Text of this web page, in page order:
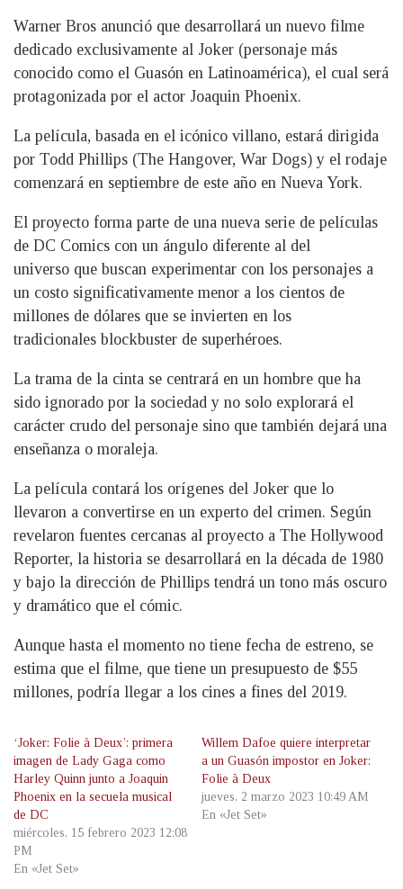
Warner Bros anunció que desarrollará un nuevo filme
dedicado exclusivamente al Joker (personaje más
conocido como el Guasón en Latinoamérica), el cual será
protagonizada por el actor Joaquin Phoenix.
La película, basada en el icónico villano, estará dirigida
por Todd Phillips (The Hangover, War Dogs) y el rodaje
comenzará en septiembre de este año en Nueva York.
El proyecto forma parte de una nueva serie de películas
de DC Comics con un ángulo diferente al del
universo que buscan experimentar con los personajes a
un costo significativamente menor a los cientos de
millones de dólares que se invierten en los
tradicionales blockbuster de superhéroes.
La trama de la cinta se centrará en un hombre que ha
sido ignorado por la sociedad y no solo explorará el
carácter crudo del personaje sino que también dejará una
enseñanza o moraleja.
La película contará los orígenes del Joker que lo
llevaron a convertirse en un experto del crimen. Según
revelaron fuentes cercanas al proyecto a The Hollywood
Reporter, la historia se desarrollará en la década de 1980
y bajo la dirección de Phillips tendrá un tono más oscuro
y dramático que el cómic.
Aunque hasta el momento no tiene fecha de estreno, se
estima que el filme, que tiene un presupuesto de $55
millones, podría llegar a los cines a fines del 2019.
‘Joker: Folie à Deux’: primera
imagen de Lady Gaga como
Harley Quinn junto a Joaquin
Phoenix en la secuela musical
de DC
miércoles, 15 febrero 2023 12:08
PM
En «Jet Set»
Willem Dafoe quiere interpretar
a un Guasón impostor en Joker:
Folie à Deux
jueves, 2 marzo 2023 10:49 AM
En «Jet Set»